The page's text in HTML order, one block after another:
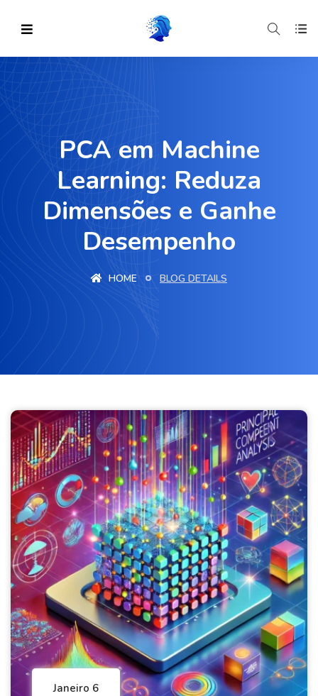
PCA em Machine
Learning: Reduza
Dimensões e Ganhe
Desempenho
HOME BLOG DETAILS
Janeiro 6